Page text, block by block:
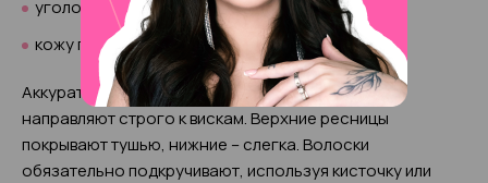
уголок ока;
кожу подвижного века (до середины).
Аккуратно прорисовывают стрелку. Конец линии
направляют строго к вискам. Верхние ресницы
покрывают тушью, нижние – слегка. Волоски
обязательно подкручивают, используя кисточку или